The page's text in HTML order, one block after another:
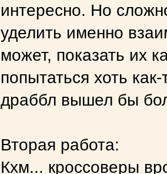
интересно. Но
уделить именно
может, показать их
попытаться хоть
драббл вышел бы
Вторая работа:
Кхм... кроссоверы